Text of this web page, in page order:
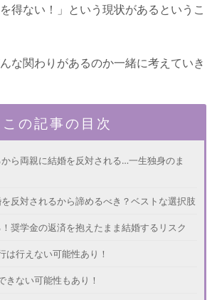
得ない！」という現状があるというこ
な関わりがあるのか一緒に考えていき
この記事の目次
ら両親に結婚を反対される…一生独身のま
反対されるから諦めるべき？ベストな選択肢
奨学金の返済を抱えたまま結婚するリスク
は行えない可能性あり！
きない可能性もあり！